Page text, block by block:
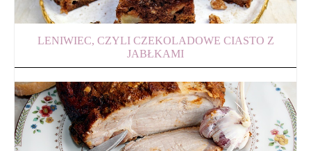
LENIWIEC, CZYLI CZEKOLADOWE CIASTO Z
JABŁKAMI